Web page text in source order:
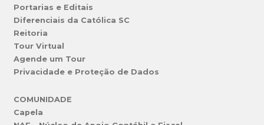
Portarias e Editais
Diferenciais da Católica SC
Reitoria
Tour Virtual
Agende um Tour
Privacidade e Proteção de Dados
COMUNIDADE
Capela